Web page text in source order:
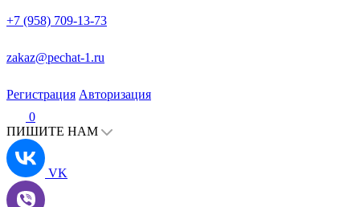
+7 (958) 709-13-73
zakaz@pechat-1.ru
Регистрация Авторизация
0
ПИШИТЕ НАМ
VK